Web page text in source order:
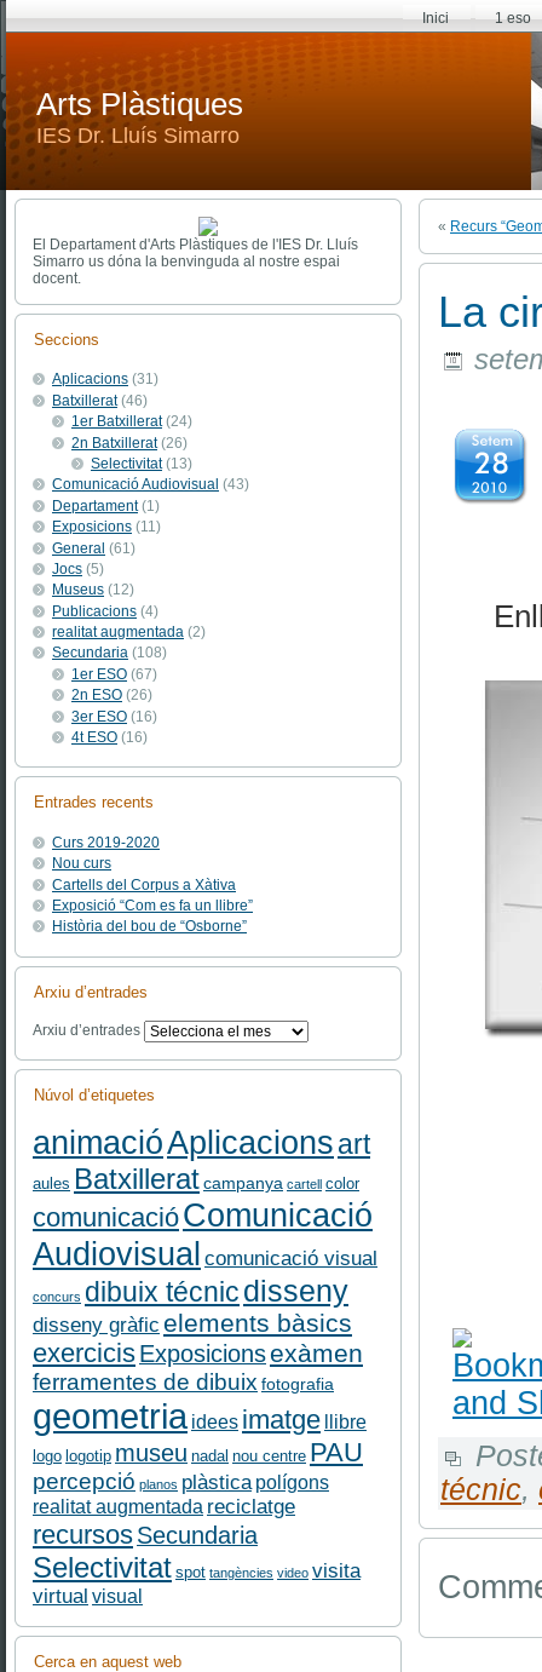
Inici 1 eso
Arts Plàstiques
IES Dr. Lluís Simarro
El Departament d'Arts Plàstiques de l'IES Dr. Lluís
Simarro us dóna la benvinguda al nostre espai
docent.
Seccions
Aplicacions (31)
Batxillerat(46)
1er Batxillerat(24)
2n Batxillerat(26)
Selectivitat(13)
Comunicació Audiovisual (43)
Departament(1)
Exposicions (11)
General (61)
Jocs (5)
Museus (12)
Publicacions (4)
realitat augmentada (2)
Secundaria (108)
1er ESO (67)
2n ESO (26)
3er ESO (16)
4t ESO (16)
Entrades recents
Curs 2019-2020
Nou curs
Cartells del Corpus a Xàtiva
Exposició “Com es fa un llibre”
Història del bou de “Osborne”
Arxiu d’entrades
Arxiu d’entrades
Núvol d’etiquetes
animacióAplicacionsart
aules Batxilleratcampanya cartell color
comunicacióComunicació
Audiovisual comunicació visual
concurs dibuix técnicdisseny
disseny gràfic elements bàsics
exercicisExposicionsexàmen
ferramentes de dibuix fotografia
geometria idees imatge llibre
logo logotip museu nadal nou centre PAU
percepció planos plàstica polígons
realitat augmentada reciclatge
recursosSecundaria
Selectivitat spot tangències video visita
virtual visual
Cerca en aquest web
« Recurs
La
técnic,